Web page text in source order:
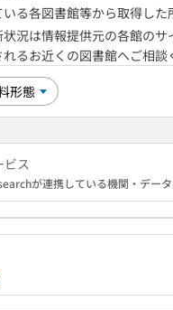
る各図書館等から取得した
況は情報提供元の各館の
るお近くの図書館へご相談
ビス
が連携している機関・デー